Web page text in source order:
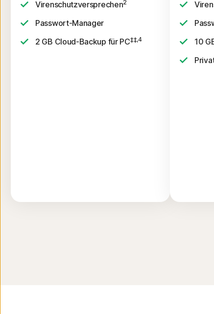
Virenschutzversprechen2
Passwort-Manager
2 GB Cloud-Backup für PC‡‡,4
10